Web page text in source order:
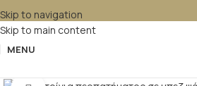
Skip to navigation
Skip to main content
MENU